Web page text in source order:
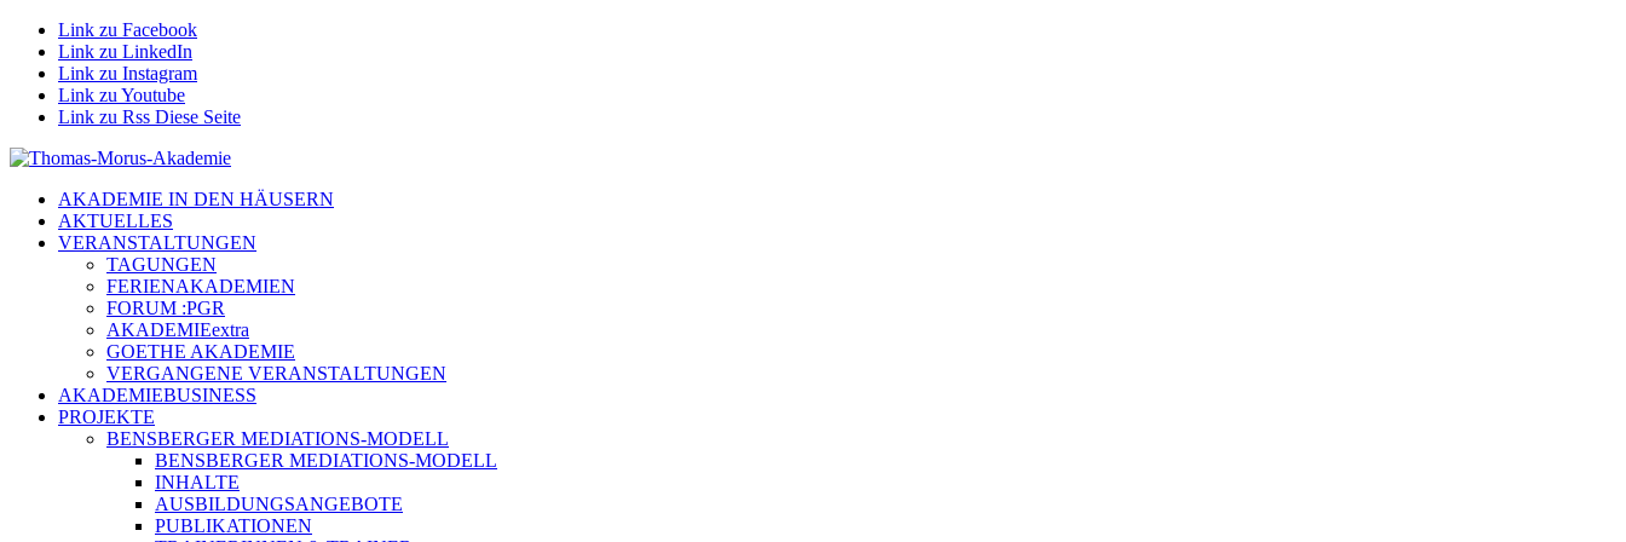
Link zu Facebook
Link zu LinkedIn
Link zu Instagram
Link zu Youtube
Link zu Rss Diese Seite
AKADEMIE IN DEN HÄUSERN
AKTUELLES
VERANSTALTUNGEN
TAGUNGEN
FERIENAKADEMIEN
FORUM :PGR
AKADEMIEextra
GOETHE AKADEMIE
VERGANGENE VERANSTALTUNGEN
AKADEMIEBUSINESS
PROJEKTE
BENSBERGER MEDIATIONS-MODELL
BENSBERGER MEDIATIONS-MODELL
INHALTE
AUSBILDUNGSANGEBOTE
PUBLIKATIONEN